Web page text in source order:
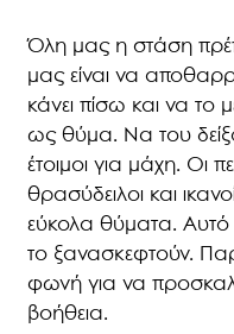
Όλη μας η στάση
μας είναι να
κάνει πίσω και να το
ως θύμα. Να του
έτοιμοι για μάχη. Οι
θρασύδειλοι και
εύκολα θύματα. Αυτό
το ξανασκεφτούν.
φωνή για να
βοήθεια.